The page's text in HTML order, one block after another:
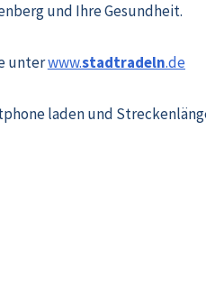
und Ihre Gesundheit.
unterwww.stadtradeln.de
laden und